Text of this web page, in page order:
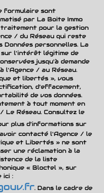
55 ans
33,10 %
famille
0,98
48,89 %
enfants
39,94 %
53,23 %
46,77 %
7,45 %
formulaire sont
par La Boite Immo
pour la gestion
/ du Réseau qui reste
Données personnelles. La
l'intérêt légitime de
jusqu'à demande
l'Agence / au Réseau.
et libertés », vous
d’effacement,
de vos données.
à tout moment en
Le Réseau. Consultez le
plus d’informations sur
contacté l'Agence / le
et Libertés » ne sont
une réclamation à la
de la liste
« Bloctel », sur
ici :
. Dans le cadre de